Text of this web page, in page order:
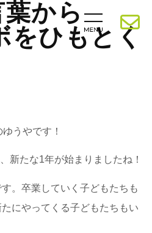
から
をひもとく
うやです！
新たな1年が始まりましたね！
。卒業していく子どもたちも
にやってくる子どもたちもい